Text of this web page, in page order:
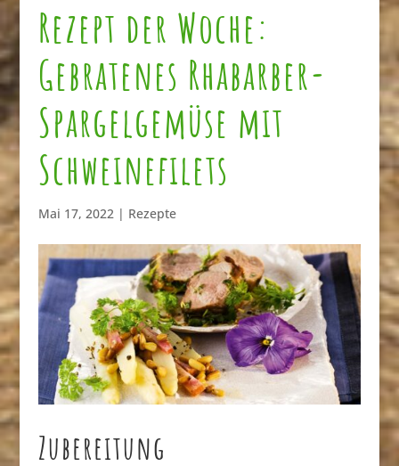
Rezept der Woche:
Gebratenes Rhabarber-
Spargelgemüse mit
Schweinefilets
Mai 17, 2022 | Rezepte
Zubereitung